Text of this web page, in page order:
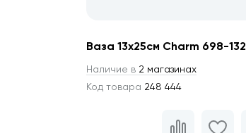
Ваза 13х25см Charm 698-132
Наличие в 2 магазинах
Код товара 248 444